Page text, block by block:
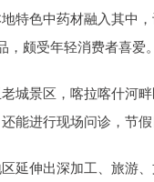
特色中药材融入其中
，颇受年轻消费者喜爱。
城景区，喀拉喀什河
能进行现场问诊，节
延伸出深加工、旅游